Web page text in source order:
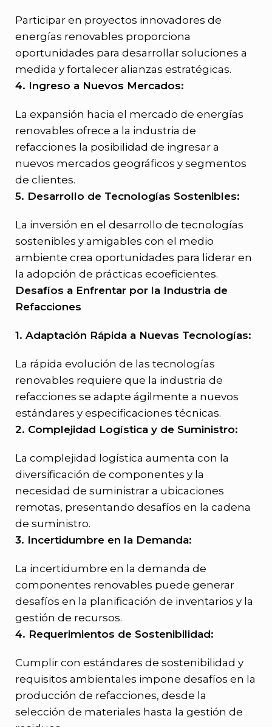
Participar en proyectos innovadores de
energías renovables proporciona
oportunidades para desarrollar soluciones a
medida y fortalecer alianzas estratégicas.
4. Ingreso a Nuevos Mercados:
La expansión hacia el mercado de energías
renovables ofrece a la industria de
refacciones la posibilidad de ingresar a
nuevos mercados geográficos y segmentos
de clientes.
5. Desarrollo de Tecnologías Sostenibles:
La inversión en el desarrollo de tecnologías
sostenibles y amigables con el medio
ambiente crea oportunidades para liderar en
la adopción de prácticas ecoeficientes.
Desafíos a Enfrentar por la Industria de
Refacciones
1. Adaptación Rápida a Nuevas Tecnologías:
La rápida evolución de las tecnologías
renovables requiere que la industria de
refacciones se adapte ágilmente a nuevos
estándares y especificaciones técnicas.
2. Complejidad Logística y de Suministro:
La complejidad logística aumenta con la
diversificación de componentes y la
necesidad de suministrar a ubicaciones
remotas, presentando desafíos en la cadena
de suministro.
3. Incertidumbre en la Demanda:
La incertidumbre en la demanda de
componentes renovables puede generar
desafíos en la planificación de inventarios y la
gestión de recursos.
4. Requerimientos de Sostenibilidad:
Cumplir con estándares de sostenibilidad y
requisitos ambientales impone desafíos en la
producción de refacciones, desde la
selección de materiales hasta la gestión de